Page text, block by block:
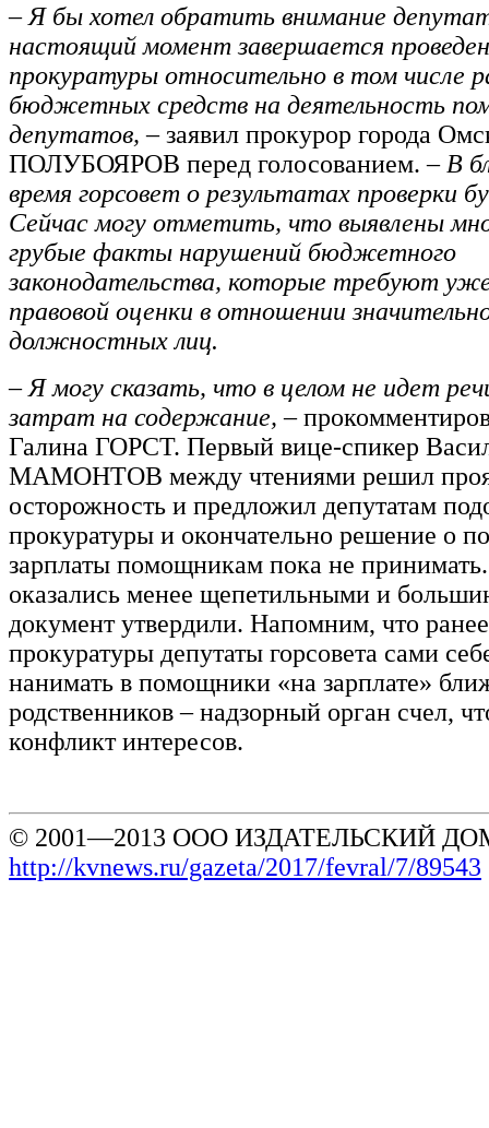
– Я бы хотел обратить внимание
настоящий момент завершается
прокуратуры относительно в том числе
бюджетных средств на деятельность
депутатов, –заявил прокурор города
ПОЛУБОЯРОВ перед голосованием.– В
время горсовет о результатах проверки
Сейчас могу отметить, что выявлены
грубые факты нарушений бюджетного
законодательства, которые требуют уже
правовой оценки в отношении
должностных лиц.
– Я могу сказать, что в целом не идет
затрат на содержание, –
Галина ГОРСТ. Первый вице-спикер
МАМОНТОВ между чтениями решил
осторожность и предложил депутатам
прокуратуры и окончательно решение о
зарплаты помощникам пока не
оказались менее щепетильными и
документ утвердили. Напомним, что
прокуратуры депутаты горсовета сами
нанимать в помощники «на зарплате»
родственников – надзорный орган счел,
конфликт интересов.
© 2001—2013 ООО ИЗДАТЕЛЬСКИЙ
http://kvnews.ru/gazeta/2017/fevral/7/89543